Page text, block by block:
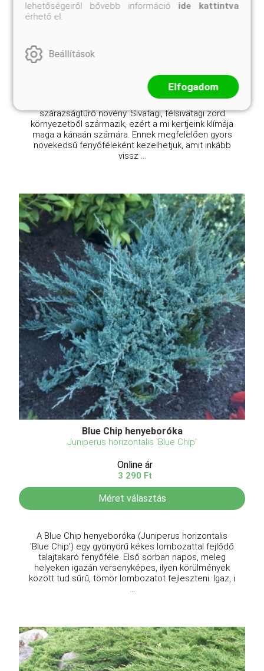
Cupressus arizonica 'Glauca'
szárazságtűrő növény. Sivatagi, félsivatagi zord
környezetből származik, ezért a mi kertjeink klímája
maga a kánaán számára. Ennek megfelelően gyors
növekedsű fenyőféleként kezelhetjük, amit inkább
vissz ...
Blue Chip henyeboróka
Juniperus horizontalis 'Blue Chip'
Online ár
3 290 Ft
Méret választás
A Blue Chip henyeboróka (Juniperus horizontalis
'Blue Chip') egy gyönyörű kékes lombozattal fejlődő
talajtakaró fenyőféle. Első sorban napos, meleg
helyeken igazán versenyképes, ilyen körülmények
között tud sűrű, tömör lombozatot fejleszteni. Igaz, i
...
lehetőségeiről bővebb információ ide kattintva
érhető el.
Beállítások
Elfogadom